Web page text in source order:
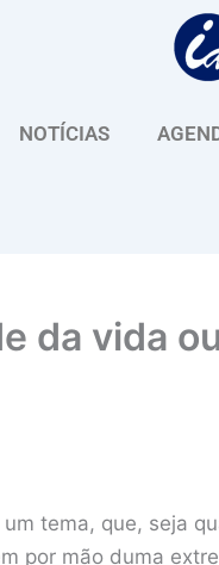
NOTÍCIAS
da vida
tema, que, seja
por mão duma